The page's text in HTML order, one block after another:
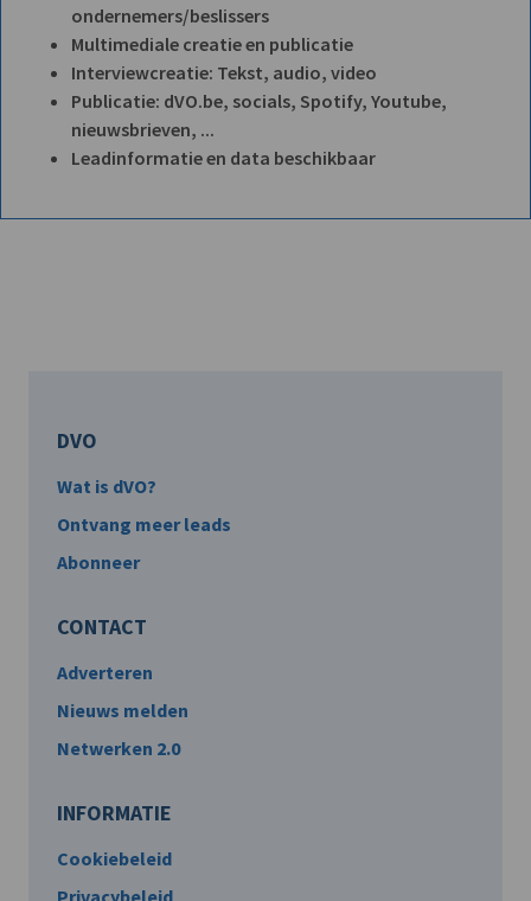
ondernemers/beslissers
Multimediale creatie en publicatie
Interviewcreatie: Tekst, audio, video
Publicatie: dVO.be, socials, Spotify, Youtube,
nieuwsbrieven, ...
Leadinformatie en data beschikbaar
DVO
Wat is dVO?
Ontvang meer leads
Abonneer
CONTACT
Adverteren
Nieuws melden
Netwerken 2.0
INFORMATIE
Cookiebeleid
Privacybeleid